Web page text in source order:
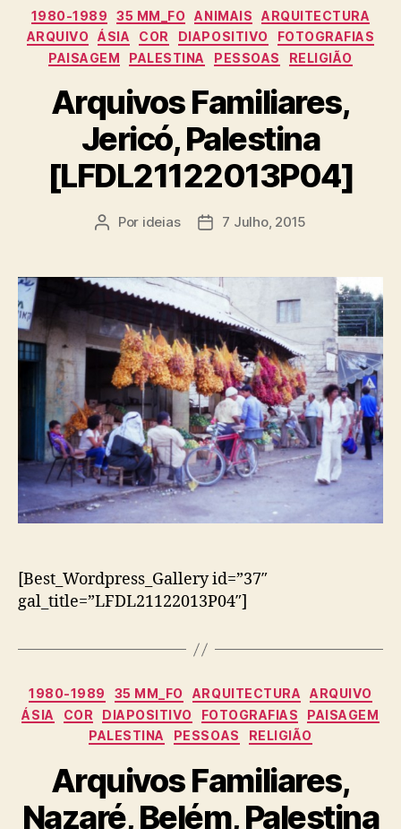
Categorias
1980-1989 35 MM_FO ANIMAIS
ARQUITECTURA
ARQUIVO
ÁSIA COR DIAPOSITIVO
FOTOGRAFIAS
PAISAGEM
PALESTINA PESSOAS RELIGIÃO
Arquivos Familiares,
Jericó, Palestina
[LFDL21122013P04]
Autor
Por ideias
Data7 Julho, 2015
[Best_Wordpress_Gallery id=”37″
gal_title=”LFDL21122013P04″]
Categorias
1980-1989 35 MM_FO ARQUITECTURA
ARQUIVO
ÁSIA
COR DIAPOSITIVO FOTOGRAFIAS
PAISAGEM
PALESTINA
PESSOAS RELIGIÃO
Arquivos Familiares,
Nazaré, Belém, Palestina